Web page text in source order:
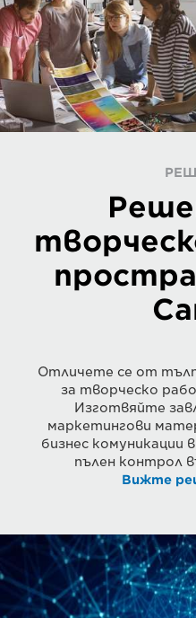
Отличете се от
за творческо
Изготвяйте
маркетингови
бизнес комуникации
пълен контрол
Вижте